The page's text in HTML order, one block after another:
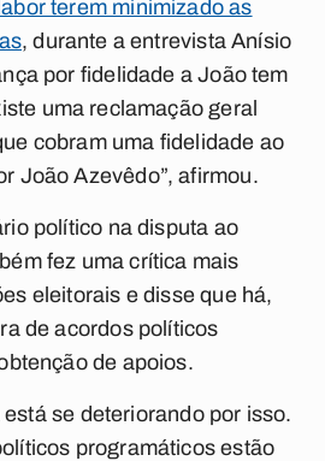
terem minimizado as
, durante a entrevista Anísio
por fidelidade a João tem
uma reclamação geral
cobram uma fidelidade ao
João Azevêdo”, afirmou.
político na disputa ao
fez uma crítica mais
eleitorais e disse que há,
de acordos políticos
de apoios.
se deteriorando por isso.
programáticos estão